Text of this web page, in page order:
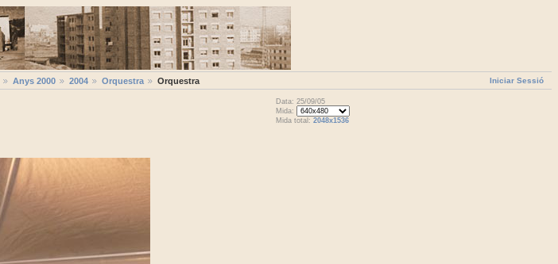
Iniciar Sessió
Anys 2000 2004 Orquestra Orquestra
Data: 25/09/05
Mida:
Mida total: 2048x1536